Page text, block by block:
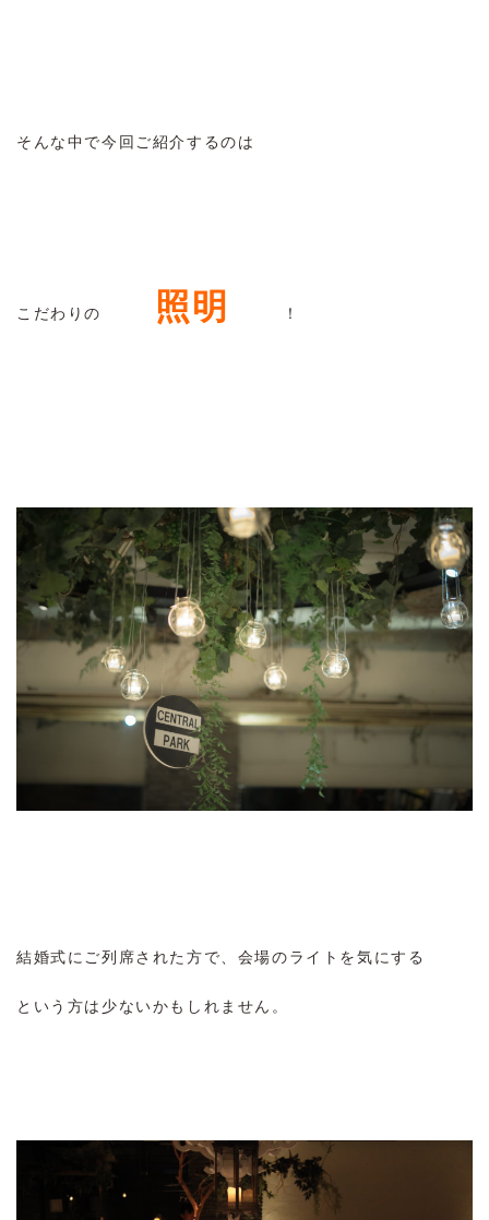
そんな中で今回ご紹介するのは
こだわりの 照明 ！
結婚式にご列席された方で、会場のライトを気にする
という方は少ないかもしれません。